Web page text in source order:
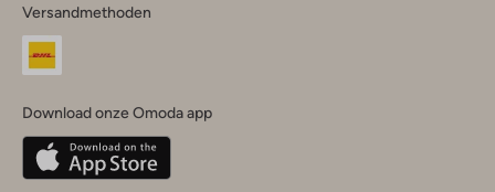
dein
Land
Belgique(Français)
Deutschland
Versandmethoden
Download onze Omoda app